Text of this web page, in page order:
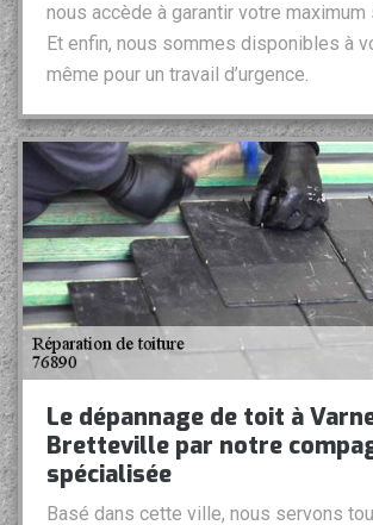
nous accède à garantir votre
Et enfin, nous sommes disponibles à
même pour un travail d’urgence.
Le dépannage de toit à
Bretteville par notre
spécialisée
Basé dans cette ville, nous servons